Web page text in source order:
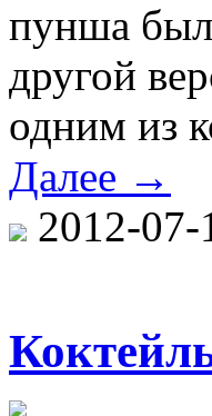
пунша
другой
одним из
Далее →
2012-07-